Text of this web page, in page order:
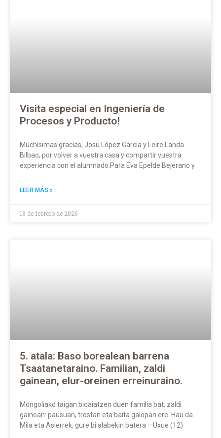
Visita especial en Ingeniería de
Procesos y Producto!
Muchísimas gracias, Josu López García y Leire Landa
Bilbao, por volver a vuestra casa y compartir vuestra
experiencia con el alumnado.Para Eva Epelde Bejerano y
LEER MÁS »
18 de febrero de 2026
5. atala: Baso borealean barrena
Tsaatanetaraino. Familian, zaldi
gainean, elur-oreinen erreinuraino.
Mongoliako taigan bidaiatzen duen familia bat, zaldi
gainean: pausuan, trostan eta baita galopan ere. Hau da
Mila eta Asierrek, gure bi alabekin batera —Uxue (12)